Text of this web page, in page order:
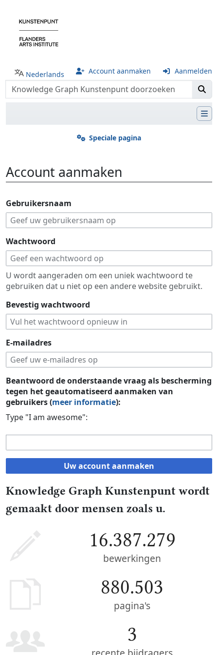
Nederlands Account aanmaken Aanmelden
Speciale pagina
Account aanmaken
Gebruikersnaam
Wachtwoord
U wordt aangeraden om een uniek wachtwoord te
gebruiken dat u niet op een andere website gebruikt.
Bevestig wachtwoord
E-mailadres
Beantwoord de onderstaande vraag als bescherming
tegen het geautomatiseerd aanmaken van
gebruikers (meer informatie):
Type "I am awesome":
Uw account aanmaken
Knowledge Graph Kunstenpunt wordt
gemaakt door mensen zoals u.
16.387.279
bewerkingen
880.503
pagina's
3